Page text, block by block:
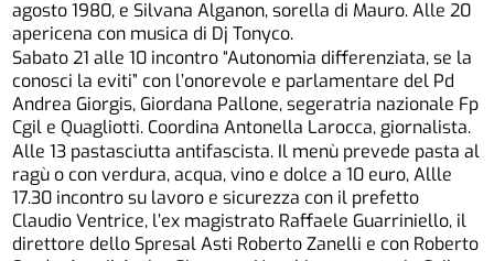
agosto 1980, e Silvana Alganon, sorella di Mauro. Alle 20
apericena con musica di Dj Tonyco.
Sabato 21 alle 10 incontro “Autonomia differenziata, se la
conosci la eviti” con l’onorevole e parlamentare del Pd
Andrea Giorgis, Giordana Pallone, segeratria nazionale Fp
Cgil e Quagliotti. Coordina Antonella Larocca, giornalista.
Alle 13 pastasciutta antifascista. Il menù prevede pasta al
ragù o con verdura, acqua, vino e dolce a 10 euro, Allle
17.30 incontro su lavoro e sicurezza con il prefetto
Claudio Ventrice, l’ex magistrato Raffaele Guarriniello, il
direttore dello Spresal Asti Roberto Zanelli e con Roberto